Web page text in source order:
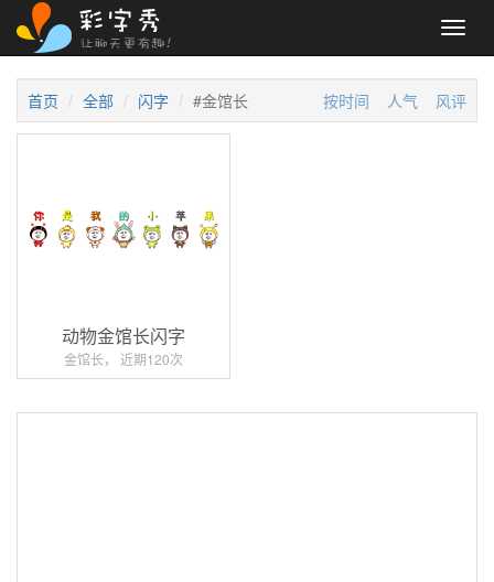
首页 全部 闪字 #金馆长 按时间 人气 风评
动物金馆长闪字
金馆长， 近期120次